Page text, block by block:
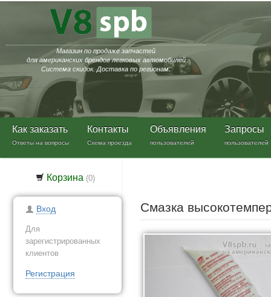
Магазин по продаже запчастей
для американских брендов легковых автомобилей
Система скидок. Доставка по регионам.
Как заказать
Ответы на вопросы
Контакты
Схема проезда
Объявления
пользователей
Запросы
пользователей
Корзина (0)
Вход
Для
зарегистрированных
клиентов
Регистрация
Смазка